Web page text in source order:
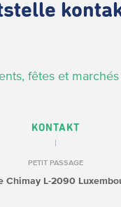
fêtes et marchés
KONTAKT
PETIT PASSAGE
Chimay L-2090